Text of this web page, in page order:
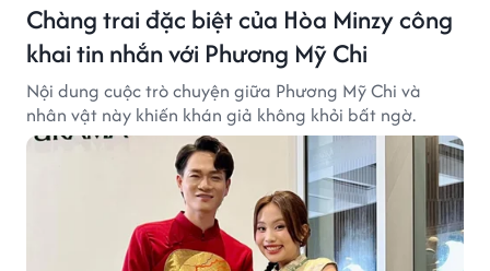
Chàng trai đặc biệt của Hòa Minzy công
khai tin nhắn với Phương Mỹ Chi
Nội dung cuộc trò chuyện giữa Phương Mỹ Chi và
nhân vật này khiến khán giả không khỏi bất ngờ.